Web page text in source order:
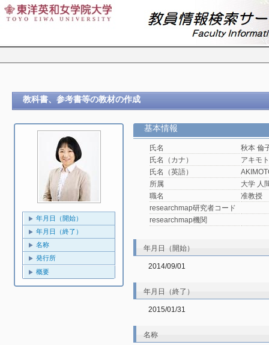
教科書、参考書等の教材の作成
年月日（開始）
年月日（終了）
名称
発行所
概要
基本情報
氏名
秋本 倫
氏名（カナ）
アキモ
氏名（英語）
所属
大学 人
職名
准教授
researchmap研究者コード
researchmap機関
年月日（開始）
2014/09/01
年月日（終了）
2015/01/31
名称